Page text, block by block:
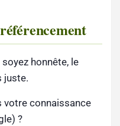
honnête, le
juste.
votre connaissance
?